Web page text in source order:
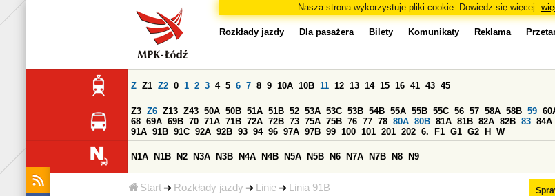
Nasza strona wykorzystuje pliki cookie. Dowiedz się więcej.
Start Rozkłady jazdy Linie Linia 91B
Rozkłady jazdy Dla pasażera Bilety Komunikaty Reklama
Z Z1 Z2 0 1 2 3 4 5 6 7 8 9 10A 10B 11 12 13 14 15 16 41 43 45
Z3 Z6 Z13 Z43 50A 50B 51A 51B 52 53A 53C 53B 54B 55A 55B 55C 56 57 58A 58B 59
68 69A 69B 70 71A 71B 72A 72B 73 75A 75B 76 77 78 80A 80B 81A 81B 82A 82B 83 84A
91A 91B 91C 92A 92B 93 94 96 97A 97B 99 100 101 201 202 6. F1 G1 G2 H W
N1A N1B N2 N3A N3B N4A N4B N5A N5B N6 N7A N7B N8 N9